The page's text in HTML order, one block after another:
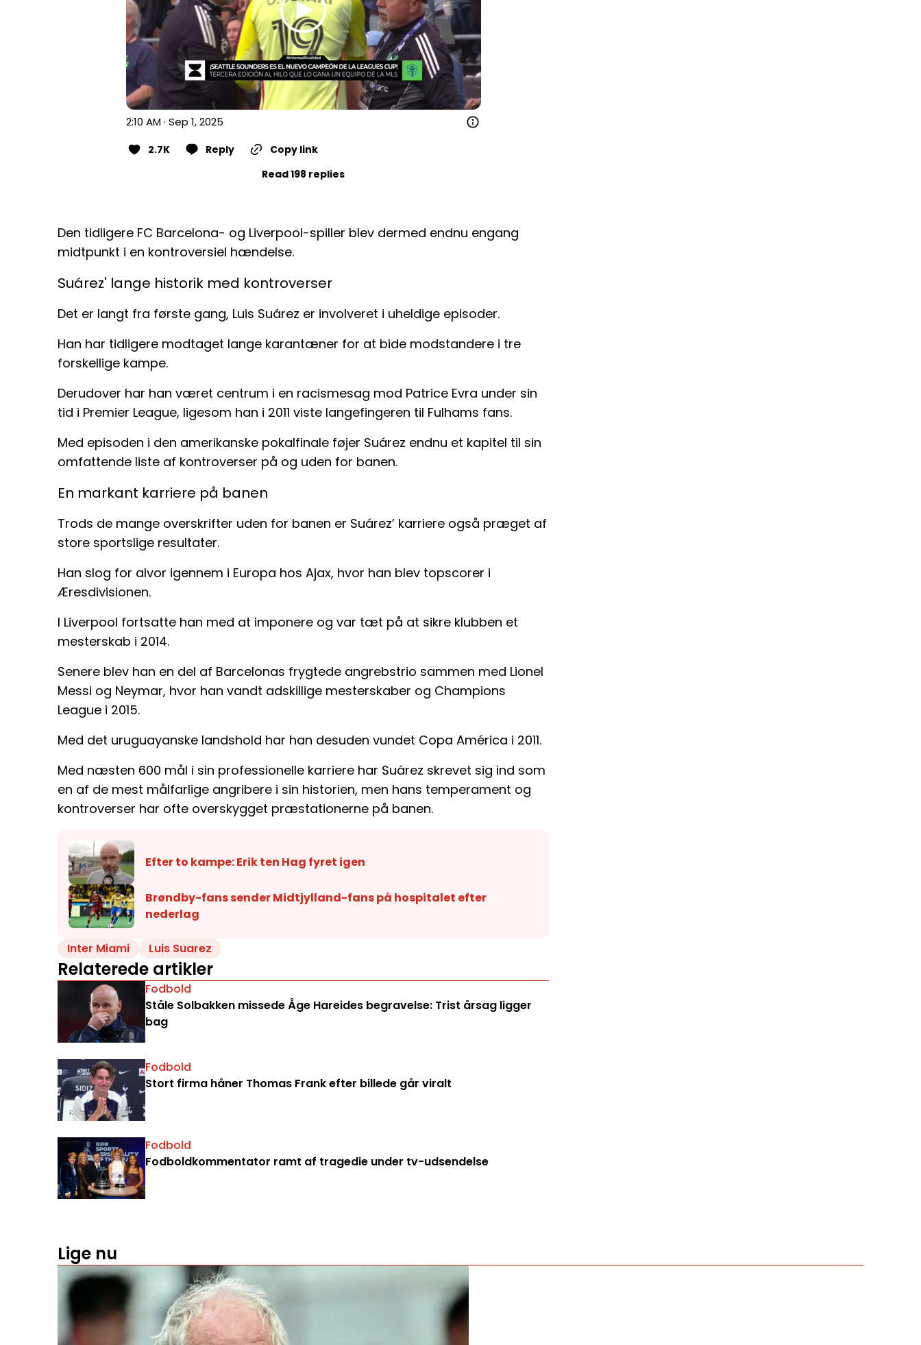
2:10 AM · Sep 1, 2025
2.7K Reply
Copy link
Read 198 replies
Den tidligere FC Barcelona- og Liverpool-spiller blev dermed endnu engang
midtpunkt i en kontroversiel hændelse.
Suárez' lange historik med kontroverser
Det er langt fra første gang, Luis Suárez er involveret i uheldige episoder.
Han har tidligere modtaget lange karantæner for at bide modstandere i tre
forskellige kampe.
Derudover har han været centrum i en racismesag mod Patrice Evra under sin
tid i Premier League, ligesom han i 2011 viste langefingeren til Fulhams fans.
Med episoden i den amerikanske pokalfinale føjer Suárez endnu et kapitel til sin
omfattende liste af kontroverser på og uden for banen.
En markant karriere på banen
Trods de mange overskrifter uden for banen er Suárez’ karriere også præget af
store sportslige resultater.
Han slog for alvor igennem i Europa hos Ajax, hvor han blev topscorer i
Æresdivisionen.
I Liverpool fortsatte han med at imponere og var tæt på at sikre klubben et
mesterskab i 2014.
Senere blev han en del af Barcelonas frygtede angrebstrio sammen med Lionel
Messi og Neymar, hvor han vandt adskillige mesterskaber og Champions
League i 2015.
Med det uruguayanske landshold har han desuden vundet Copa América i 2011.
Med næsten 600 mål i sin professionelle karriere har Suárez skrevet sig ind som
en af de mest målfarlige angribere i sin historien, men hans temperament og
kontroverser har ofte overskygget præstationerne på banen.
Efter to kampe: Erik ten Hag fyret igen
Brøndby-fans sender Midtjylland-fans på hospitalet efter
nederlag
Inter Miami Luis Suarez
Relaterede artikler
Fodbold
Ståle Solbakken missede Åge Hareides begravelse: Trist årsag ligger
bag
Fodbold
Stort firma håner Thomas Frank efter billede går viralt
Fodbold
Fodboldkommentator ramt af tragedie under tv-udsendelse
Lige nu